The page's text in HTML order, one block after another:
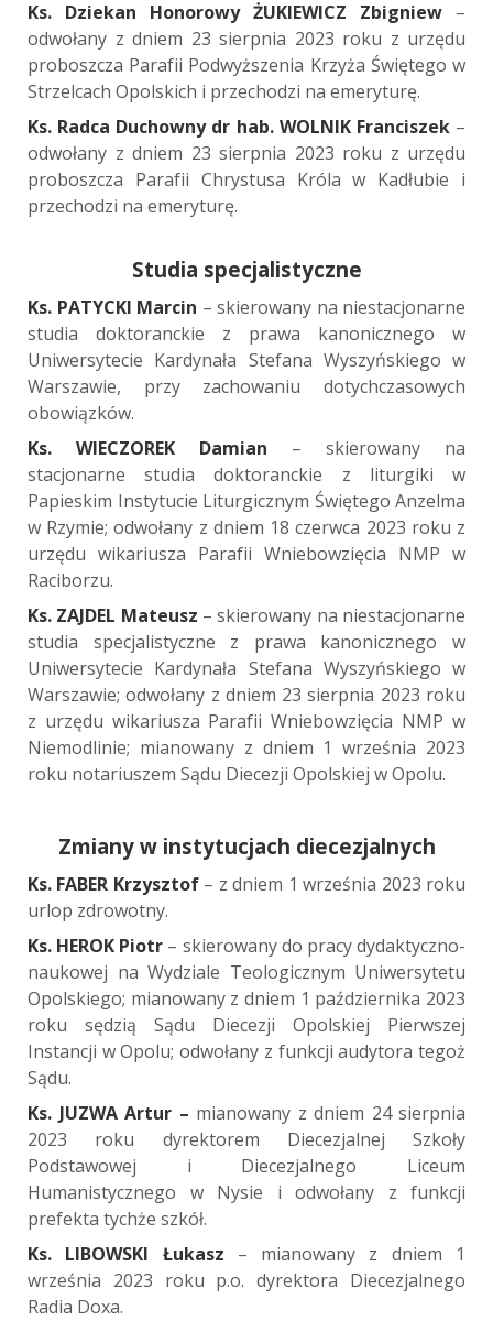
Ks. Dziekan Honorowy ŻUKIEWICZ Zbigniew –
odwołany z dniem 23 sierpnia 2023 roku z urzędu
proboszcza Parafii Podwyższenia Krzyża Świętego w
Strzelcach Opolskich i przechodzi na emeryturę.
Ks. Radca Duchowny dr hab. WOLNIK Franciszek–
odwołany z dniem 23 sierpnia 2023 roku z urzędu
proboszcza Parafii Chrystusa Króla w Kadłubie i
przechodzi na emeryturę.
Studia specjalistyczne
Ks. PATYCKI Marcin – skierowany na niestacjonarne
studia doktoranckie z prawa kanonicznego w
Uniwersytecie Kardynała Stefana Wyszyńskiego w
Warszawie, przy zachowaniu dotychczasowych
obowiązków.
Ks. WIECZOREK Damian – skierowany na
stacjonarne studia doktoranckie z liturgiki w
Papieskim Instytucie Liturgicznym Świętego Anzelma
w Rzymie; odwołany z dniem 18 czerwca 2023 roku z
urzędu wikariusza Parafii Wniebowzięcia NMP w
Raciborzu.
Ks. ZAJDEL Mateusz – skierowany na niestacjonarne
studia specjalistyczne z prawa kanonicznego w
Uniwersytecie Kardynała Stefana Wyszyńskiego w
Warszawie; odwołany z dniem 23 sierpnia 2023 roku
z urzędu wikariusza Parafii Wniebowzięcia NMP w
Niemodlinie; mianowany z dniem 1 września 2023
roku notariuszem Sądu Diecezji Opolskiej w Opolu.
Zmiany w instytucjach diecezjalnych
Ks. FABER Krzysztof– z dniem 1 września 2023 roku
urlop zdrowotny.
Ks. HEROK Piotr – skierowany do pracy dydaktyczno-
naukowej na Wydziale Teologicznym Uniwersytetu
Opolskiego; mianowany z dniem 1 października 2023
roku sędzią Sądu Diecezji Opolskiej Pierwszej
Instancji w Opolu; odwołany z funkcji audytora tegoż
Sądu.
Ks. JUZWA Artur – mianowany z dniem 24 sierpnia
2023 roku dyrektorem Diecezjalnej Szkoły
Podstawowej i Diecezjalnego Liceum
Humanistycznego w Nysie i odwołany z funkcji
prefekta tychże szkół.
Ks. LIBOWSKI Łukasz – mianowany z dniem 1
września 2023 roku p.o. dyrektora Diecezjalnego
Radia Doxa.